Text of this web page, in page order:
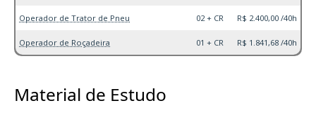
Operador de Trator de Pneu 02 + CR R$ 2.400,00 /40h
Operador de Roçadeira 01 + CR R$ 1.841,68 /40h
Material de Estudo